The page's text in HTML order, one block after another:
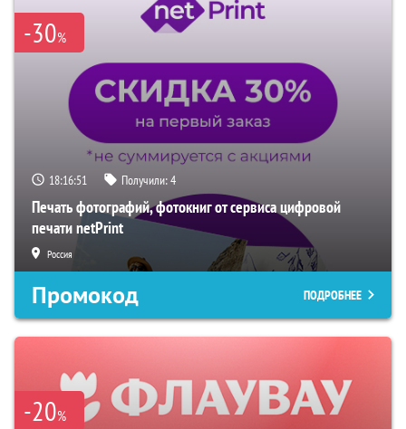
-30%
18:16:50 Получили:4
Печать фотографий, фотокниг от сервиса цифровой
печати netPrint
Россия
Промокод ПОДРОБНЕЕ
-20%